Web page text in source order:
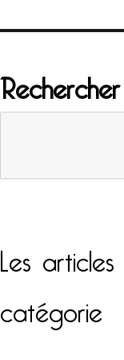
Rechercher
Les
catégorie